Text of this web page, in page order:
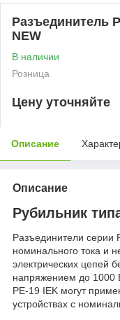
Разъединитель
NEW
В наличии
Розница
Цену уточняйте
Описание
Описание
Рубильник
Разъединители серии
номинального тока и
электрических цепей
напряжением до 1000
РЕ-19 IEK могут
устройствах с